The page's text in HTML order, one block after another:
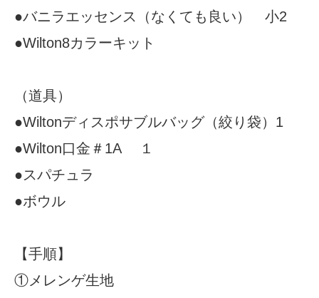
●バニラエッセンス（なくても良い） 小2
●Wilton8カラーキット
（道具）
●Wiltonディスポサブルバッグ（絞り袋）1
●Wilton口金＃1A １
●スパチュラ
●ボウル
【手順】
①メレンゲ生地